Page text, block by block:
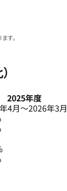
す。
2025年度
4月～2026年3月